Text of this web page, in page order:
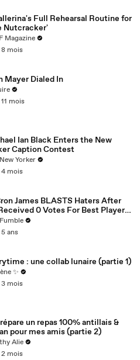
Full Rehearsal Routine for
Nutcracker'
Magazine
8 mois
Mayer Dialed In
mois
Ian Black Enters the New
Caption Contest
Yorker
4 mois
James BLASTS Haters After
0 Votes For Best Player
League By NBA Scouts
ans
: une collab lunaire (partie 1)
✨
3 mois
un repas 100% antillais &
pour mes amis (partie 2)
Alie
2 mois